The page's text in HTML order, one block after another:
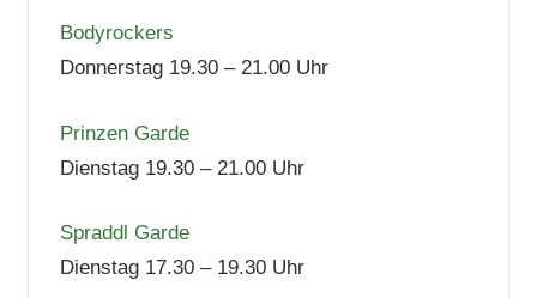
Bodyrockers
Donnerstag 19.30 – 21.00 Uhr
Prinzen Garde
Dienstag 19.30 – 21.00 Uhr
Spraddl Garde
Dienstag 17.30 – 19.30 Uhr